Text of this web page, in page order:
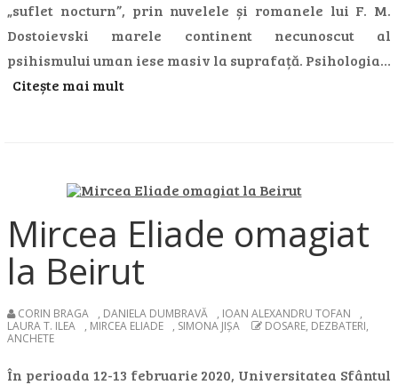
„suflet nocturn”, prin nuvelele și romanele lui F. M.
Dostoievski marele continent necunoscut al
psihismului uman iese masiv la suprafață. Psihologia…
Citește mai mult
Mircea Eliade omagiat
la Beirut
CORIN BRAGA , DANIELA DUMBRAVĂ , IOAN ALEXANDRU TOFAN
,
LAURA T. ILEA
, MIRCEA ELIADE , SIMONA JIȘA
DOSARE, DEZBATERI,
ANCHETE
În perioada 12-13 februarie 2020, Universitatea Sfântul